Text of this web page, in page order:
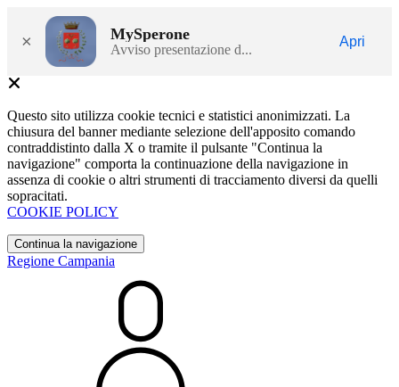
× MySperone
Avviso presentazione d...
Apri
Questo sito utilizza cookie tecnici e statistici anonimizzati. La
chiusura del banner mediante selezione dell'apposito comando
contraddistinto dalla X o tramite il pulsante "Continua la
navigazione" comporta la continuazione della navigazione in
assenza di cookie o altri strumenti di tracciamento diversi da quelli
sopracitati.
COOKIE POLICY
Continua la navigazione
Regione Campania